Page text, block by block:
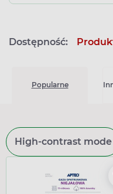
Dostępność:
Popularne
High-contrast mode